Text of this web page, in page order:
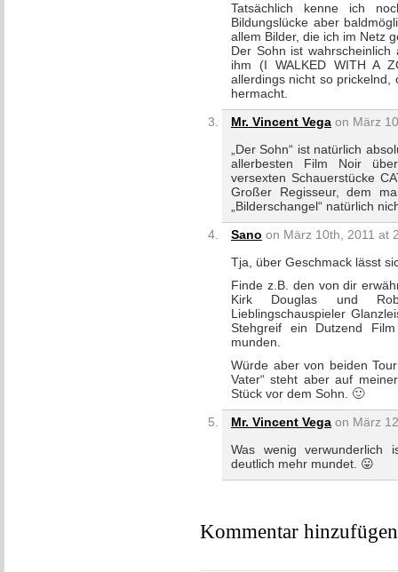
Tatsächlich kenne ich
Bildungslücke aber
allem Bilder, die ich im Netz
Der Sohn ist
ihm (I WALKED WITH A
allerdings nicht so prickelnd,
hermacht.
Mr. Vincent Vega on März
„Der Sohn“ ist natürlich
allerbesten Film Noir
versexten Schauerstücke
Großer Regisseur, dem
„Bilderschangel“ natürlich
Sano on März 10th, 2011 at
Tja, über Geschmack lässt
Finde z.B. den von dir
Kirk Douglas und
Lieblingschauspieler
Stehgreif ein Dutzend
munden.
Würde aber von beiden
Vater“ steht aber auf
Stück vor dem Sohn. 🙂
Mr. Vincent Vega on März
Was wenig verwunderlich
deutlich mehr mundet. 😛
Kommentar hinzufügen